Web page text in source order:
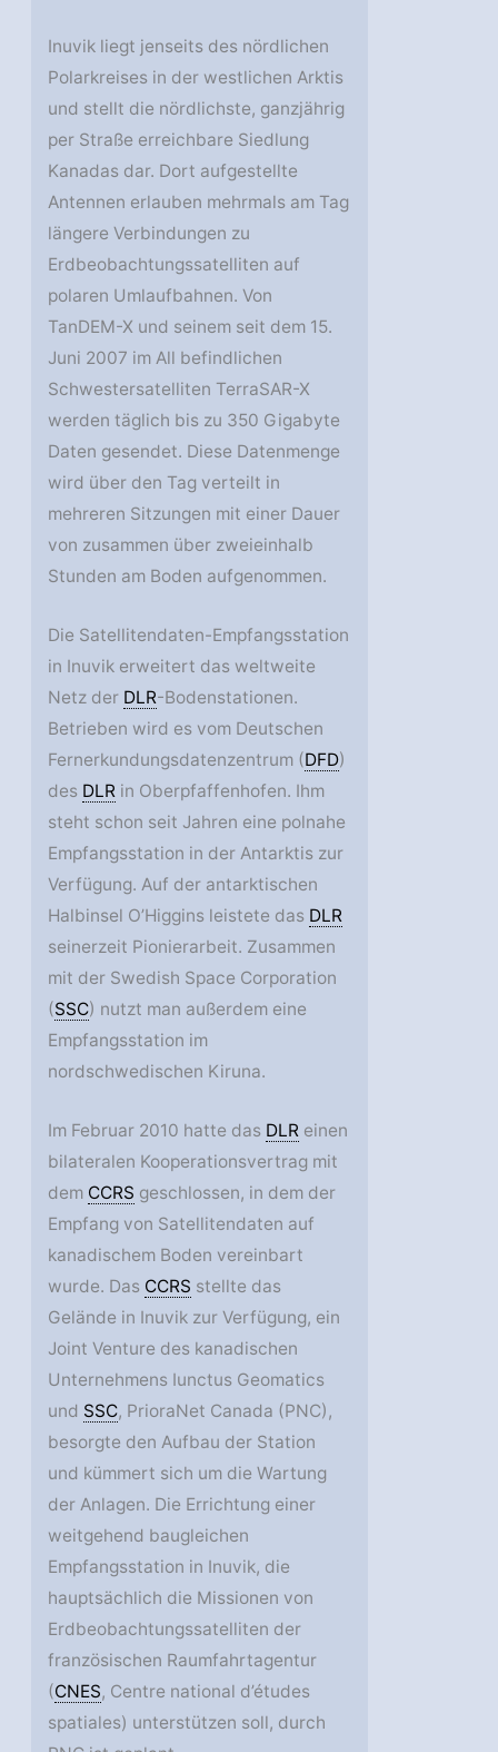
Inuvik liegt jenseits des nördlichen
Polarkreises in der westlichen Arktis
und stellt die nördlichste, ganzjährig
per Straße erreichbare Siedlung
Kanadas dar. Dort aufgestellte
Antennen erlauben mehrmals am Tag
längere Verbindungen zu
Erdbeobachtungssatelliten auf
polaren Umlaufbahnen. Von
TanDEM-X und seinem seit dem 15.
Juni 2007 im All befindlichen
Schwestersatelliten TerraSAR-X
werden täglich bis zu 350 Gigabyte
Daten gesendet. Diese Datenmenge
wird über den Tag verteilt in
mehreren Sitzungen mit einer Dauer
von zusammen über zweieinhalb
Stunden am Boden aufgenommen.
Die Satellitendaten-Empfangsstation
in Inuvik erweitert das weltweite
Netz der DLR-Bodenstationen.
Betrieben wird es vom Deutschen
Fernerkundungsdatenzentrum (DFD)
des DLR in Oberpfaffenhofen. Ihm
steht schon seit Jahren eine polnahe
Empfangsstation in der Antarktis zur
Verfügung. Auf der antarktischen
Halbinsel O’Higgins leistete das DLR
seinerzeit Pionierarbeit. Zusammen
mit der Swedish Space Corporation
(SSC) nutzt man außerdem eine
Empfangsstation im
nordschwedischen Kiruna.
Im Februar 2010 hatte das DLR einen
bilateralen Kooperationsvertrag mit
dem CCRS geschlossen, in dem der
Empfang von Satellitendaten auf
kanadischem Boden vereinbart
wurde. Das CCRS stellte das
Gelände in Inuvik zur Verfügung, ein
Joint Venture des kanadischen
Unternehmens Iunctus Geomatics
und SSC, PrioraNet Canada (PNC),
besorgte den Aufbau der Station
und kümmert sich um die Wartung
der Anlagen. Die Errichtung einer
weitgehend baugleichen
Empfangsstation in Inuvik, die
hauptsächlich die Missionen von
Erdbeobachtungssatelliten der
französischen Raumfahrtagentur
(CNES, Centre national d’études
spatiales) unterstützen soll, durch